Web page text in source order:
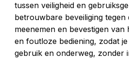
tussen veiligheid en
betrouwbare beveiliging
meenemen en bevestigen
en foutloze bediening, zodat
gebruik en onderweg, zonder